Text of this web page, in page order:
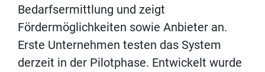
Bedarfsermittlung und zeigt
Fördermöglichkeiten sowie Anbieter an.
Erste Unternehmen testen das System
derzeit in der Pilotphase. Entwickelt wurde